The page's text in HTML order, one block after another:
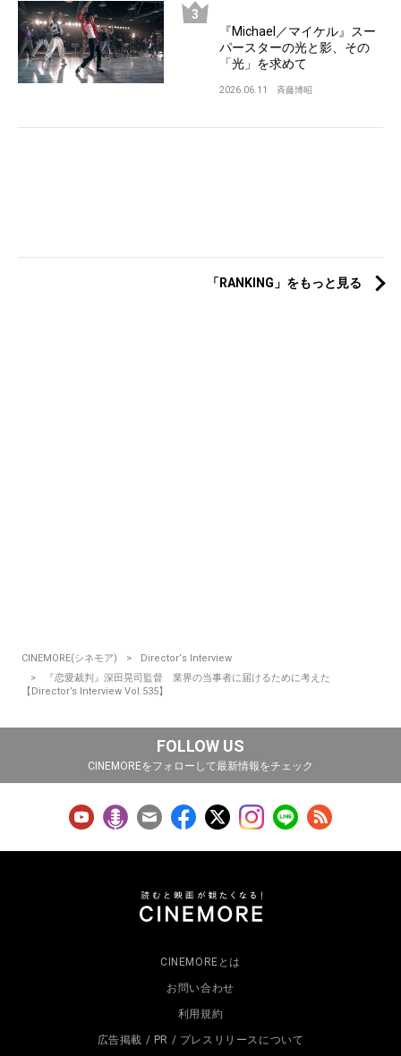
『Michael／マイケル』スー
パースターの光と影、その
「光」を求めて
2026.06.11 斉藤博昭
「RANKING」をもっと見る
CINEMORE(シネモア)
Director‘s Interview
『恋愛裁判』深田晃司監督 業界の当事者に届けるために考えた
【Director’s Interview Vol.535】
FOLLOW US
CINEMOREをフォローして最新情報をチェック
CINEMOREとは
お問い合わせ
利用規約
広告掲載 / PR / プレスリリースについて